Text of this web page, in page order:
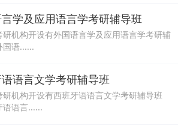
学及应用语言学考研辅导班
研机构开设有外国语言学及应用语言学考研辅
国语......
语言文学考研辅导班
研机构开设有西班牙语语言文学考研辅导班
语语言......